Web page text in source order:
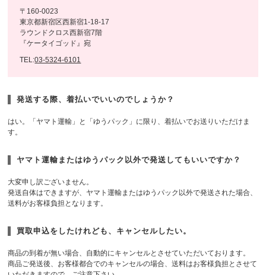
〒160-0023
東京都新宿区西新宿1-18-17
ラウンドクロス西新宿7階
『ケータイゴッド』宛
TEL:03-5324-6101
発送する際、着払いでいいのでしょうか？
はい。「ヤマト運輸」と「ゆうパック」に限り、着払いでお送りいただけま
す。
ヤマト運輸またはゆうパック以外で発送してもいいですか？
大変申し訳ございません。
発送自体はできますが、ヤマト運輸またはゆうパック以外で発送された場合、
送料がお客様負担となります。
買取申込をしたけれども、キャンセルしたい。
商品の到着が無い場合、自動的にキャンセルとさせていただいております。
商品ご発送後、お客様都合でのキャンセルの場合、送料はお客様負担とさせて